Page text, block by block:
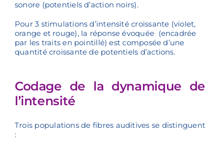
sonore (potentiels d’action noirs).
Pour 3 stimulations d’intensité croissante (violet,
orange et rouge), la réponse évoquée (encadrée
par les traits en pointillé) est composée d’une
quantité croissante de potentiels d’actions.
Codage de la dynamique de
l’intensité
Trois populations de fibres auditives se distinguent
: